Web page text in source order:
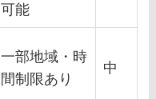
可能
一部地域・時
間制限あり
中